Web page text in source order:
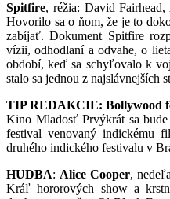
Spitfire, réžia: David
Hovorilo sa o ňom, že je to
zabíjať. Dokument Spitfire
vízii, odhodlaní a odvahe, o
období, keď sa schyľovalo k
stalo sa jednou z najslávnejších
TIP REDAKCIE: Bollywood
Kino Mladosť Prvýkrát sa
festival venovaný indickému
druhého indického festivalu v
HUDBA: Alice Cooper,
Kráľ hororových show a